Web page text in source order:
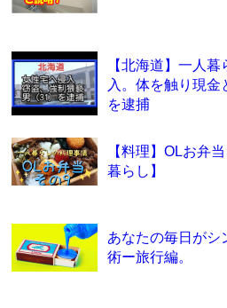
【北海道】一人
入。体を触り現金
を逮捕
【料理】OLお弁
暮らし】
あなたの毎日がシ
術ー旅行編。